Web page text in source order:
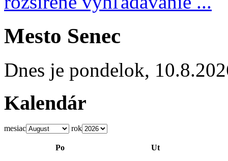
Mesto Senec
Dnes je pondelok,
Kalendár
mesiac rok
Po Ut